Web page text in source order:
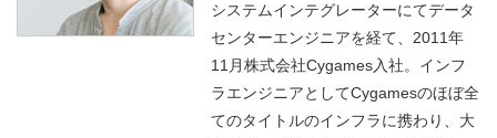
システムインテグレーターにてデータ
センターエンジニアを経て、2011年
11月株式会社Cygames入社。インフ
ラエンジニアとしてCygamesのほぼ全
てのタイトルのインフラに携わり、大